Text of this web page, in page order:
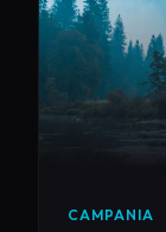
CAMPANIA